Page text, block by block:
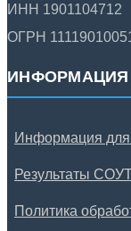
ИНН 1901104712
ОГРН
ИНФОРМАЦИЯ
Информация для
Результаты
Политика